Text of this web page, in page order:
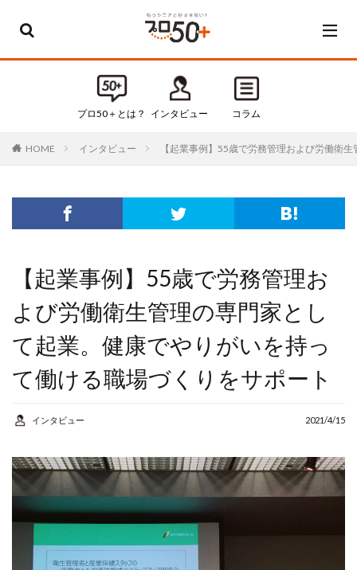
プロ50＋とは？ インタビュー コラム
HOME インタビュー 【起業事例】55歳で労務管理および労働衛
【起業事例】55歳で労務管理お
よび労働衛生管理の専門家とし
て起業。健康でやりがいを持っ
て働ける職場づくりをサポート
インタビュー 2021/4/15
すべてのカテゴリ
お知らせ
コラム
セミナー・イベント
タグ
50代 50代起業
60代 60代起業
AI アルバイト
カウンセラー コンサルタント
コーチング
スマホ セカンドキャリア
セミナー リスキリング
人生 人生の棚卸し
人生１００年 個人事業主